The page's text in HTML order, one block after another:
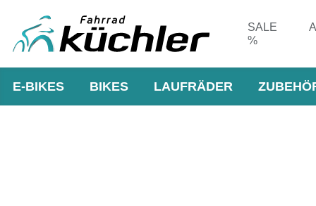
SALE
%
E-BIKES BIKES LAUFRÄDER